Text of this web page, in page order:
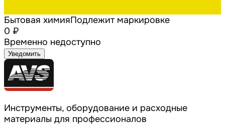
Бытовая химияПодлежит маркировке
0 ₽
Временно недоступно
Уведомить
Инструменты, оборудование и расходные
материалы для профессионалов